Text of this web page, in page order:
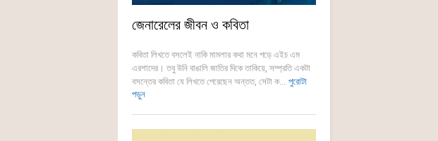
জেনারেলের জীবন ও কবিতা
কবিতা লিখতে বসলেই নাকি মামলার কথা মনে পড়ে এইচ এম
এরশাদের। তবু উনি বাঙালি জাতির দিকে তাকিয়ে, সম্প্রতি একটা
বসন্তের কবিতা যে লিখতে পেরেছেন অন্তত, সেটা ক... পুরোটা
পড়ুন